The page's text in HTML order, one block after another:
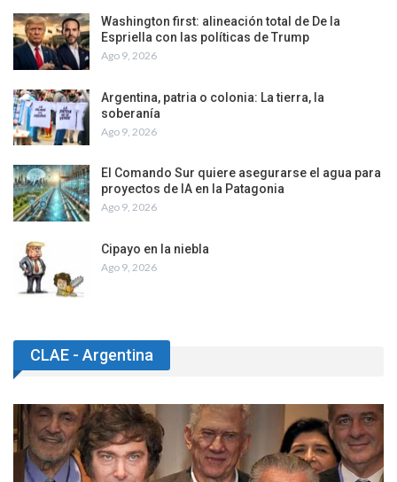
Washington first: alineación total de De la
Espriella con las políticas de Trump
Ago 9, 2026
Argentina, patria o colonia: La tierra, la
soberanía
Ago 9, 2026
El Comando Sur quiere asegurarse el agua para
proyectos de IA en la Patagonia
Ago 9, 2026
Cipayo en la niebla
Ago 9, 2026
CLAE - Argentina